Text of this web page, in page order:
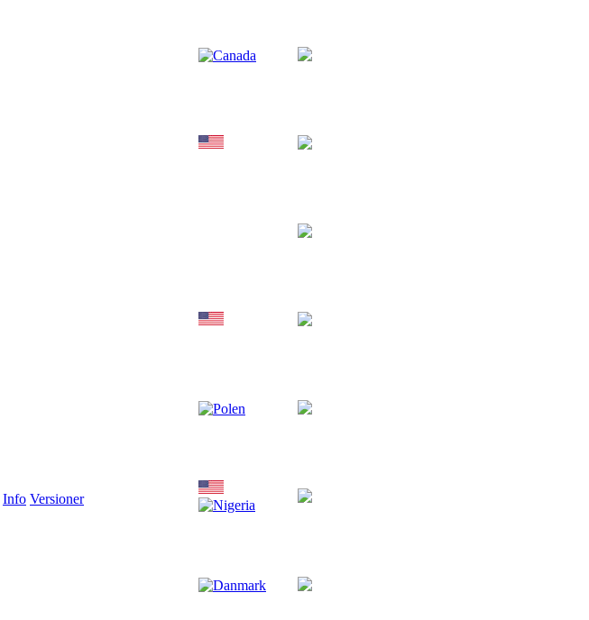
Info Versioner